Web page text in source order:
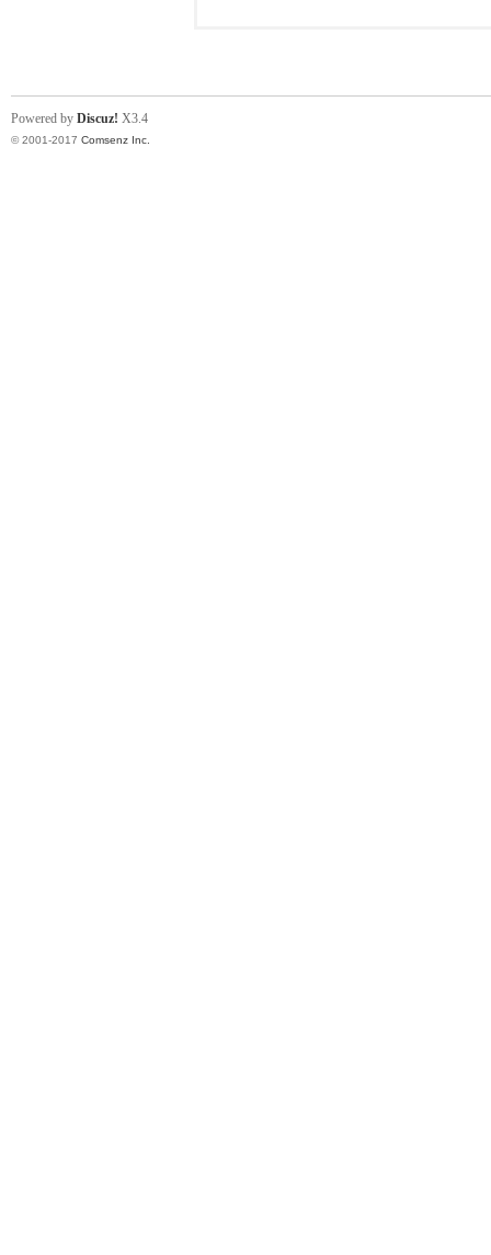
Powered by Discuz! X3.4
© 2001-2017 Comsenz Inc.